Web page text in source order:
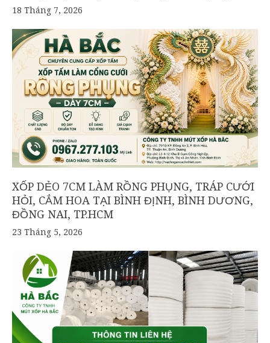
18 Tháng 7, 2026
XỐP DẺO 7CM LÀM RỒNG PHỤNG, TRÁP CƯỚI
HỎI, CẮM HOA TẠI BÌNH ĐỊNH, BÌNH DƯƠNG,
ĐỒNG NAI, TP.HCM
23 Tháng 5, 2026